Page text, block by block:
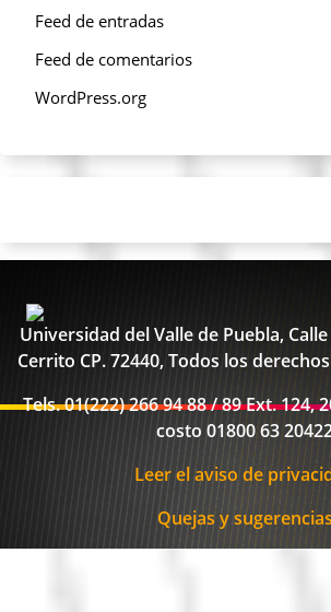
Feed de entradas
Feed de comentarios
WordPress.org
Universidad del Valle de Puebla,
Cerrito CP. 72440, Todos los
Tels. 01(222) 266 94 88 / 89 Ext. 124,
costo 01800 63
Leer el aviso de
Quejas y sugerencias